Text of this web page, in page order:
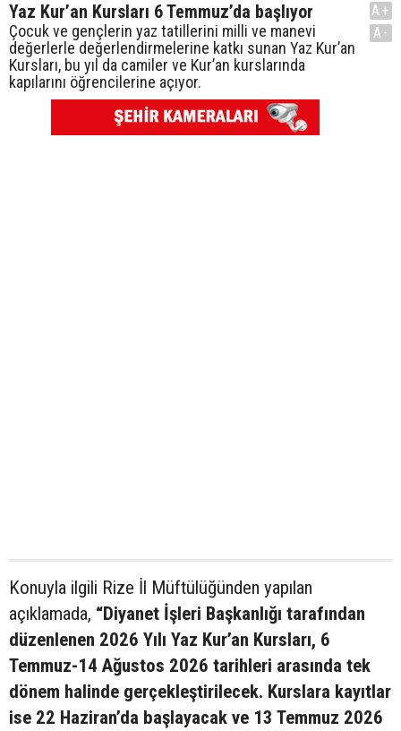
Yaz Kur’an Kursları 6 Temmuz’da başlıyor
Çocuk ve gençlerin yaz tatillerini milli ve manevi
değerlerle değerlendirmelerine katkı sunan Yaz Kur’an
Kursları, bu yıl da camiler ve Kur’an kurslarında
kapılarını öğrencilerine açıyor.
A+
A-
Konuyla ilgili Rize İl Müftülüğünden yapılan
açıklamada, “Diyanet İşleri Başkanlığı tarafından
düzenlenen 2026 Yılı Yaz Kur’an Kursları, 6
Temmuz-14 Ağustos 2026 tarihleri arasında tek
dönem halinde gerçekleştirilecek. Kurslara kayıtlar
ise 22 Haziran’da başlayacak ve 13 Temmuz 2026